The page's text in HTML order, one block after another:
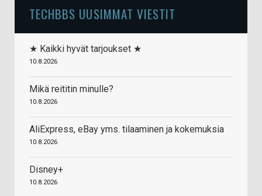
TECHBBS UUSIMMAT VIESTIT
★ Kaikki hyvät tarjoukset ★
10.8.2026
Mikä reititin minulle?
10.8.2026
AliExpress, eBay yms. tilaaminen ja kokemuksia
10.8.2026
Disney+
10.8.2026